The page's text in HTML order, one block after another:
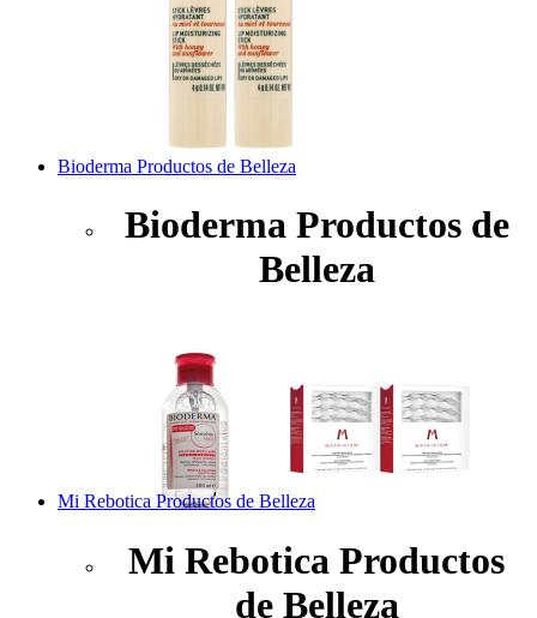
Bioderma Productos de Belleza
Bioderma Productos de
Belleza
Mi Rebotica Productos de Belleza
Mi Rebotica Productos
de Belleza